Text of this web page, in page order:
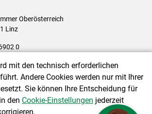
Oberösterreich
Linz
0
|Gewinnspiele|Datenschutzerklärung |
Einstellungen
mit den technisch erforderlichen
Andere Cookies werden nur mit Ihrer
Sie können Ihre Entscheidung für
den Cookie-Einstellungen jederzeit